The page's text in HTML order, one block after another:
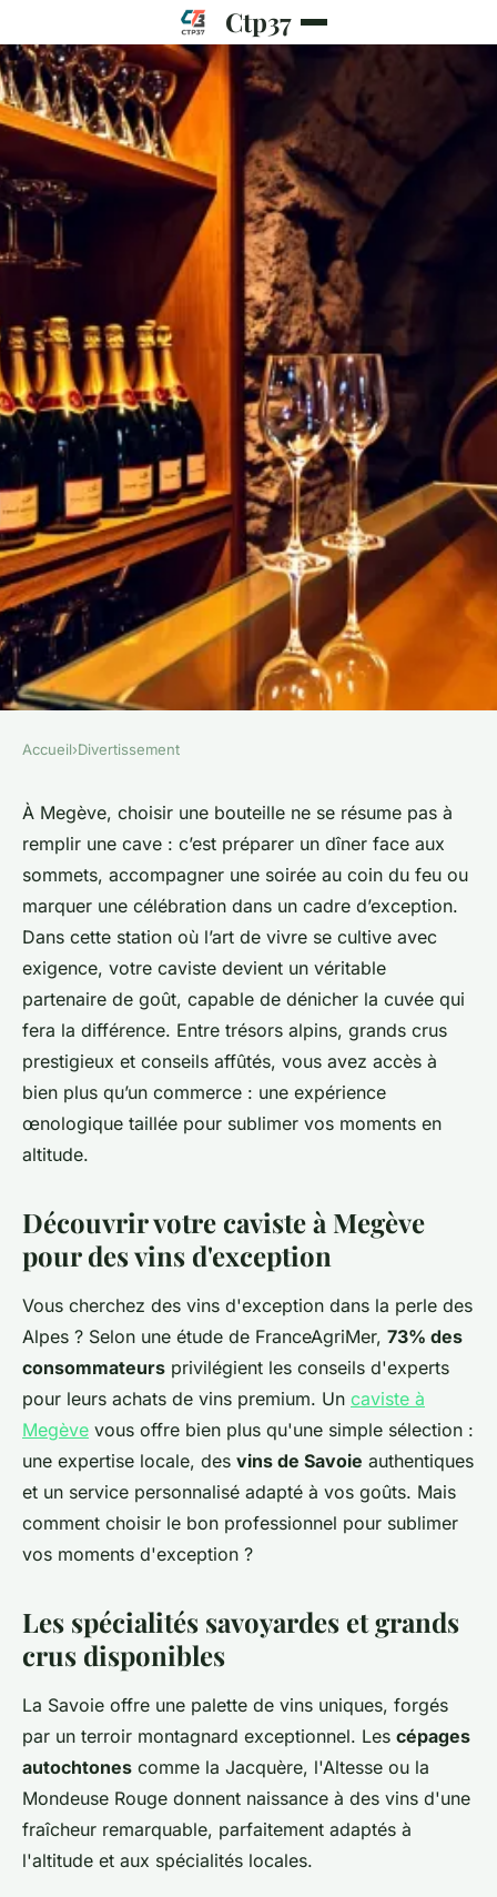
Ctp37
Les meilleures découvertes
chez votre caviste à megève
Claude•12/03/2026 19:12•10 min de lecture
Accueil›Divertissement
À Megève, choisir une bouteille ne se résume pas à
remplir une cave : c’est préparer un dîner face aux
sommets, accompagner une soirée au coin du feu ou
marquer une célébration dans un cadre d’exception.
Dans cette station où l’art de vivre se cultive avec
exigence, votre caviste devient un véritable
partenaire de goût, capable de dénicher la cuvée qui
fera la différence. Entre trésors alpins, grands crus
prestigieux et conseils affûtés, vous avez accès à
bien plus qu’un commerce : une expérience
œnologique taillée pour sublimer vos moments en
altitude.
Découvrir votre caviste à Megève
pour des vins d'exception
Vous cherchez des vins d'exception dans la perle des
Alpes ? Selon une étude de FranceAgriMer, 73% des
consommateurs privilégient les conseils d'experts
pour leurs achats de vins premium. Un caviste à
Megève vous offre bien plus qu'une simple sélection :
une expertise locale, des vins de Savoie authentiques
et un service personnalisé adapté à vos goûts. Mais
comment choisir le bon professionnel pour sublimer
vos moments d'exception ?
Les spécialités savoyardes et grands
crus disponibles
La Savoie offre une palette de vins uniques, forgés
par un terroir montagnard exceptionnel. Les cépages
autochtones comme la Jacquère, l'Altesse ou la
Mondeuse Rouge donnent naissance à des vins d'une
fraîcheur remarquable, parfaitement adaptés à
l'altitude et aux spécialités locales.